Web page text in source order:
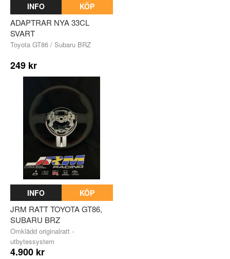
INFO KÖP
ADAPTRAR NYA 33CL
SVART
Toyota GT86 / Subaru BRZ
249 kr
INFO KÖP
JRM RATT TOYOTA GT86,
SUBARU BRZ
Omklädd originalratt -
utbytessystem
4.900 kr